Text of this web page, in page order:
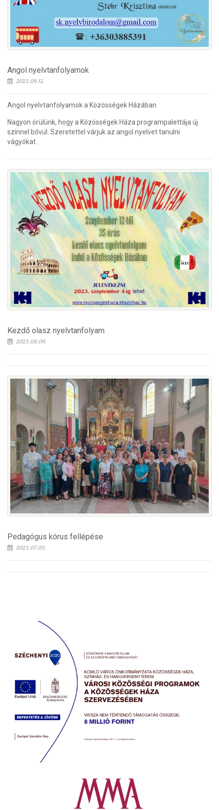
Angol nyelvtanfolyamok
2023.09.12.
Angol nyelvtanfolyamok a Közösségek Házában
Nagyon örülünk, hogy a Közösségek Háza programpalettája új
színnel bővül. Szeretettel várjuk az angol nyelvet tanulni
vágyókat.
Kezdő olasz nyelvtanfolyam
2023.08.09.
Pedagógus kórus fellépése
2023.07.03.